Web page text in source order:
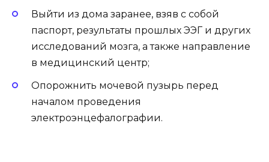
Выйти из дома заранее, взяв с собой
паспорт, результаты прошлых ЭЭГ и других
исследований мозга, а также направление
в медицинский центр;
Опорожнить мочевой пузырь перед
началом проведения
электроэнцефалографии.